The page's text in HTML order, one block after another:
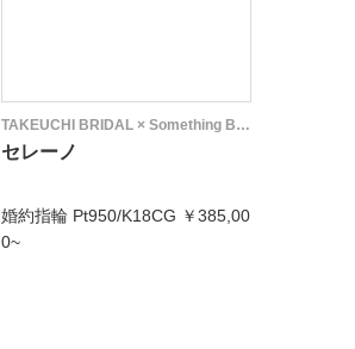
TAKEUCHI BRIDAL × Something Blue
セレーノ
婚約指輪 Pt950/K18CG ￥385,00
0~